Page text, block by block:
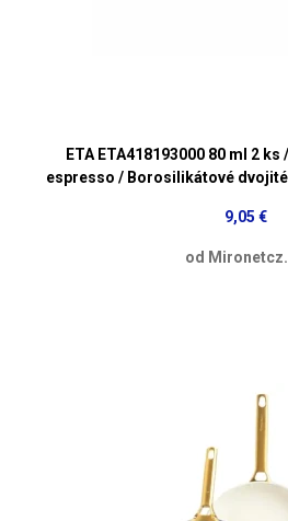
ETA ETA418193000 80 ml 2
espresso / Borosilikátové dvojité
9,05 €
od